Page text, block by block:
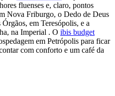
fluenses e, claro, pontos
Nova Friburgo, o Dedo de Deus
em Teresópolis, e a
na Imperial . O ibis budget
em Petrópolis para ficar
com conforto e um café da